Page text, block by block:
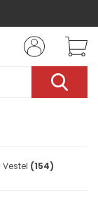
Vestel (154)